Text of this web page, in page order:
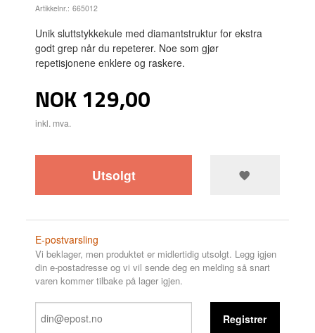
Artikkelnr.: 665012
Unik sluttstykkekule med diamantstruktur for ekstra
godt grep når du repeterer. Noe som gjør
repetisjonene enklere og raskere.
Pris
NOK129,00
inkl. mva.
Utsolgt
E-postvarsling
Vi beklager, men produktet er midlertidig utsolgt. Legg igjen
din e-postadresse og vi vil sende deg en melding så snart
varen kommer tilbake på lager igjen.
Registrer